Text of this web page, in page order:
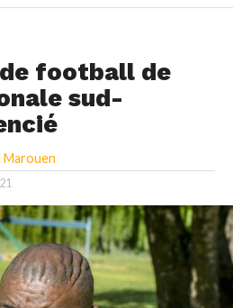
football de
sud-
Marouen